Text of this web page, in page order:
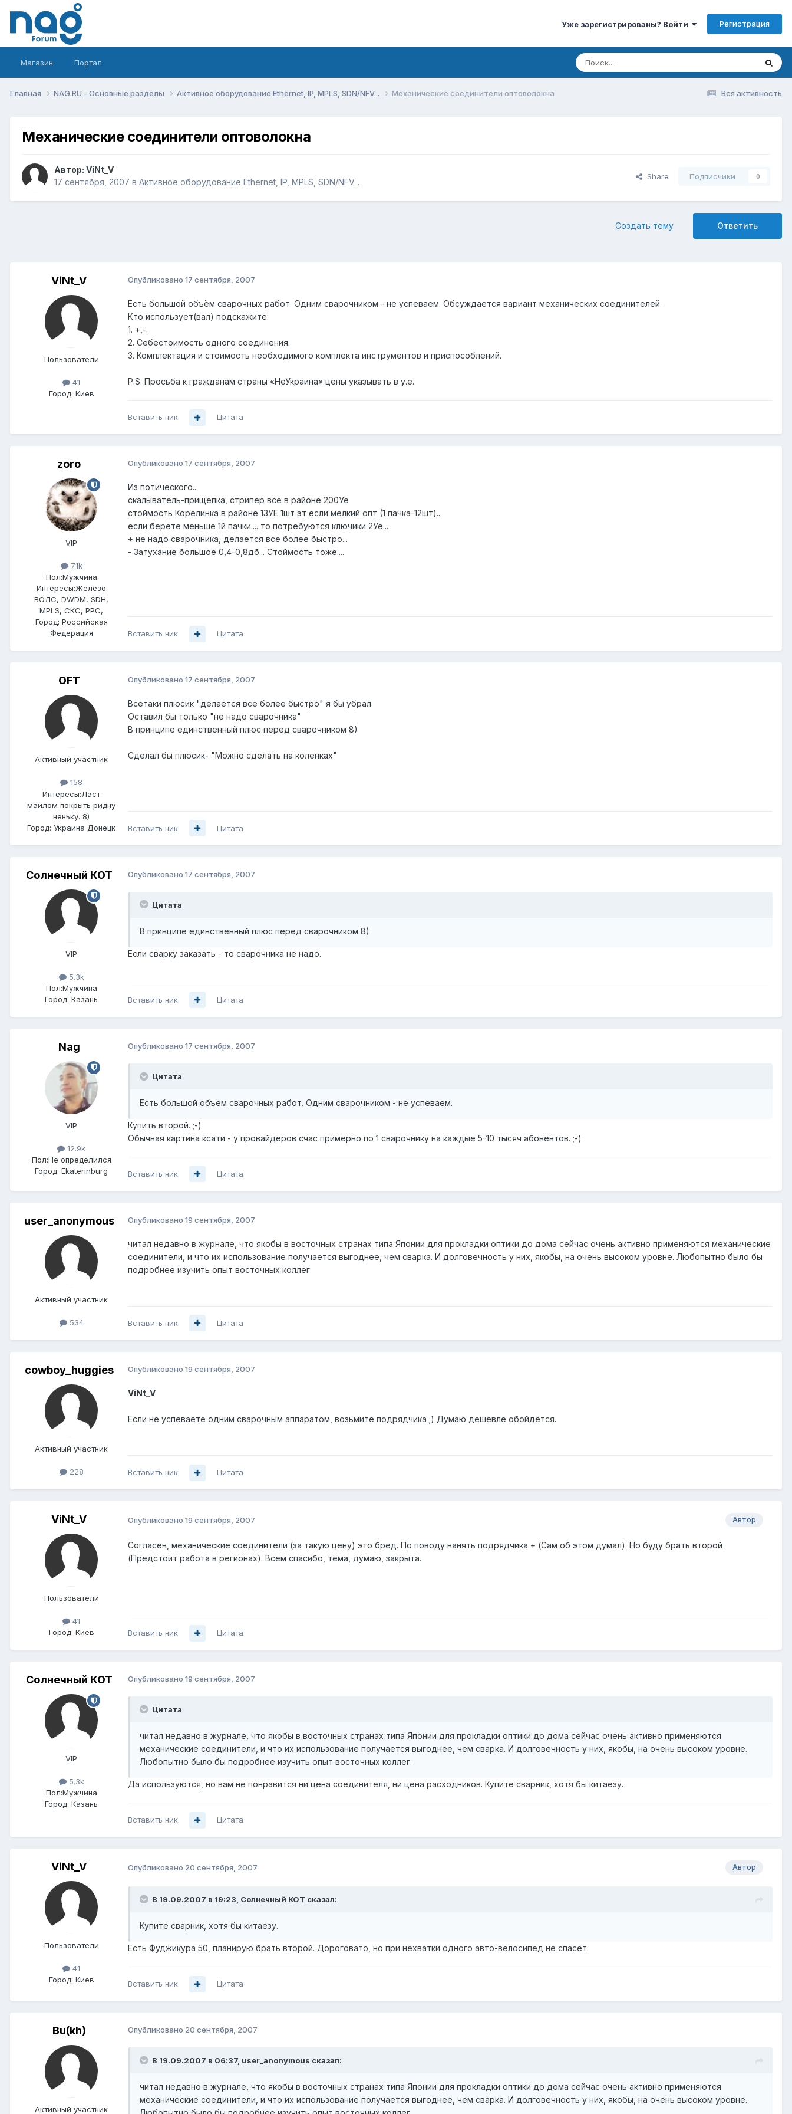
Уже зарегистрированы? Войти Регистрация
Магазин Портал
Вся активность
Главная NAG.RU - Основные разделы Активное оборудование Ethernet, IP, MPLS, SDN/NFV... Механические соединители оптоволокна
Механические соединители оптоволокна
Автор: ViNt_V
17 сентября, 2007 в Активное оборудование Ethernet, IP, MPLS, SDN/NFV...
Share Подписчики 0
Ответить
Создать тему
ViNt_V
Пользователи
41
Город: Киев
Опубликовано 17 сентября, 2007
Есть большой объём сварочных работ. Одним сварочником - не успеваем. Обсуждается вариант механических соединителей.
Кто использует(вал) подскажите:
1. +,-.
2. Себестоимость одного соединения.
3. Комплектация и стоимость необходимого комплекта инструментов и приспособлений.
P.S. Просьба к гражданам страны «НеУкраина» цены указывать в у.е.
Вставить ник Цитата
zoro
VIP
7.1k
Пол:Мужчина
Интересы:Железо
ВОЛС, DWDM, SDH,
MPLS, СКС, РРС,
Город: Российская
Федерация
Опубликовано 17 сентября, 2007
Из потического...
скалыватель-прищепка, стрипер все в районе 200Уё
стоймость Корелинка в районе 13УЕ 1шт эт если мелкий опт (1 пачка-12шт)..
если берёте меньше 1й пачки.... то потребуются ключики 2Уё...
+ не надо сварочника, делается все более быстро...
- Затухание большое 0,4-0,8дб... Стоймость тоже....
Вставить ник Цитата
OFT
Активный участник
158
Интересы:Ласт
майлом покрыть ридну
неньку. 8)
Город: Украина Донецк
Опубликовано 17 сентября, 2007
Всетаки плюсик "делается все более быстро" я бы убрал.
Оставил бы только "не надо сварочника"
В принципе единственный плюс перед сварочником 8)
Сделал бы плюсик- "Можно сделать на коленках"
Вставить ник Цитата
Солнечный КОТ
VIP
5.3k
Пол:Мужчина
Город: Казань
Опубликовано 17 сентября, 2007
Цитата
В принципе единственный плюс перед сварочником 8)
Если сварку заказать - то сварочника не надо.
Вставить ник Цитата
Nag
VIP
12.9k
Пол:Не определился
Город: Ekaterinburg
Опубликовано 17 сентября, 2007
Цитата
Есть большой объём сварочных работ. Одним сварочником - не успеваем.
Купить второй. ;-)
Обычная картина ксати - у провайдеров счас примерно по 1 сварочнику на каждые 5-10 тысяч абонентов. ;-)
Вставить ник Цитата
user_anonymous
Активный участник
534
Опубликовано 19 сентября, 2007
читал недавно в журнале, что якобы в восточных странах типа Японии для прокладки оптики до дома сейчас очень активно применяются механические
соединители, и что их использование получается выгоднее, чем сварка. И долговечность у них, якобы, на очень высоком уровне. Любопытно было бы
подробнее изучить опыт восточных коллег.
Вставить ник Цитата
cowboy_huggies
Активный участник
228
Опубликовано 19 сентября, 2007
ViNt_V
Если не успеваете одним сварочным аппаратом, возьмите подрядчика ;) Думаю дешевле обойдётся.
Вставить ник Цитата
ViNt_V
Пользователи
41
Город: Киев
Автор
Опубликовано 19 сентября, 2007
Согласен, механические соединители (за такую цену) это бред. По поводу нанять подрядчика + (Сам об этом думал). Но буду брать второй
(Предстоит работа в регионах). Всем спасибо, тема, думаю, закрыта.
Вставить ник Цитата
Солнечный КОТ
VIP
5.3k
Пол:Мужчина
Город: Казань
Опубликовано 19 сентября, 2007
Цитата
читал недавно в журнале, что якобы в восточных странах типа Японии для прокладки оптики до дома сейчас очень активно применяются
механические соединители, и что их использование получается выгоднее, чем сварка. И долговечность у них, якобы, на очень высоком уровне.
Любопытно было бы подробнее изучить опыт восточных коллег.
Да используются, но вам не понравится ни цена соединителя, ни цена расходников. Купите сварник, хотя бы китаезу.
Вставить ник Цитата
ViNt_V
Пользователи
41
Город: Киев
Автор
Опубликовано 20 сентября, 2007
В 19.09.2007 в 19:23, Солнечный КОТ сказал:
Купите сварник, хотя бы китаезу.
Есть Фуджикура 50, планирую брать второй. Дороговато, но при нехватки одного авто-велосипед не спасет.
Вставить ник Цитата
Bu(kh)
Активный участник
Опубликовано 20 сентября, 2007
В 19.09.2007 в 06:37, user_anonymous сказал:
читал недавно в журнале, что якобы в восточных странах типа Японии для прокладки оптики до дома сейчас очень активно применяются
механические соединители, и что их использование получается выгоднее, чем сварка. И долговечность у них, якобы, на очень высоком уровне.